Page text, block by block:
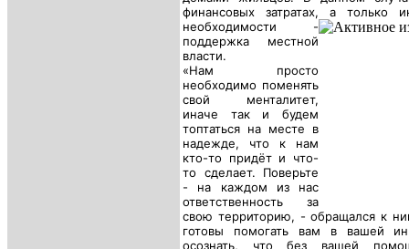
финансовых затратах, а только
необходимости -
поддержка местной
власти.
«Нам просто
необходимо поменять
свой менталитет,
иначе так и будем
топтаться на месте в
надежде, что к нам
кто-то придёт и что-
то сделает. Поверьте
- на каждом из нас
ответственность за
свою территорию, - обращался к
готовы помогать вам в вашей
осознать, что без вашей